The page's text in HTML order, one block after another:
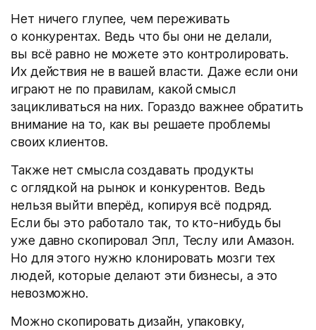
Нет ничего глупее, чем переживать
о конкурентах. Ведь что бы они не делали,
вы всё равно не можете это контролировать.
Их действия не в вашей власти. Даже если они
играют не по правилам, какой смысл
зацикливаться на них. Гораздо важнее обратить
внимание на то, как вы решаете проблемы
своих клиентов.
Также нет смысла создавать продукты
с оглядкой на рынок и конкурентов. Ведь
нельзя выйти вперёд, копируя всё подряд.
Если бы это работало так, то кто-нибудь бы
уже давно скопировал Эпл, Теслу или Амазон.
Но для этого нужно клонировать мозги тех
людей, которые делают эти бизнесы, а это
невозможно.
Можно скопировать дизайн, упаковку,